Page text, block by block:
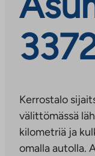
Kerrostalo
välittömässä
kilometriä ja
omalla autolla.